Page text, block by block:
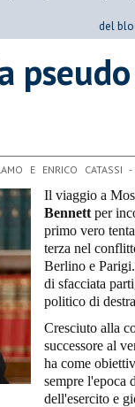
del
E ENRICO CATASSI
Il viaggio a
Bennett per
primo vero
terza nel
Berlino e
di sfacciata
politico di
Cresciuto alla
successore al
ha come
sempre l'epoca
dell'esercito e